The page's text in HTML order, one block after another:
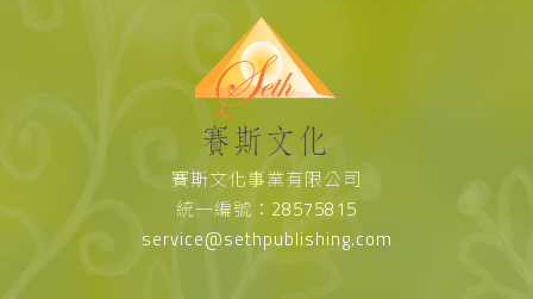
賽斯文化事業有限公司
統一編號：28575815
service@sethpublishing.com